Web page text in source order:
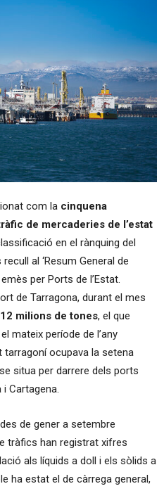
com la cinquena
de mercaderies de l’estat
en el rànquing del
al ‘Resum General de
per Ports de l’Estat.
de Tarragona, durant el mes
milions de tones, el que
mateix període de l’any
ocupava la setena
situa per darrere dels ports
Cartagena.
de gener a setembre
tràfics han registrat xifres
als líquids a doll i els sòlids a
ha estat el de càrrega general,